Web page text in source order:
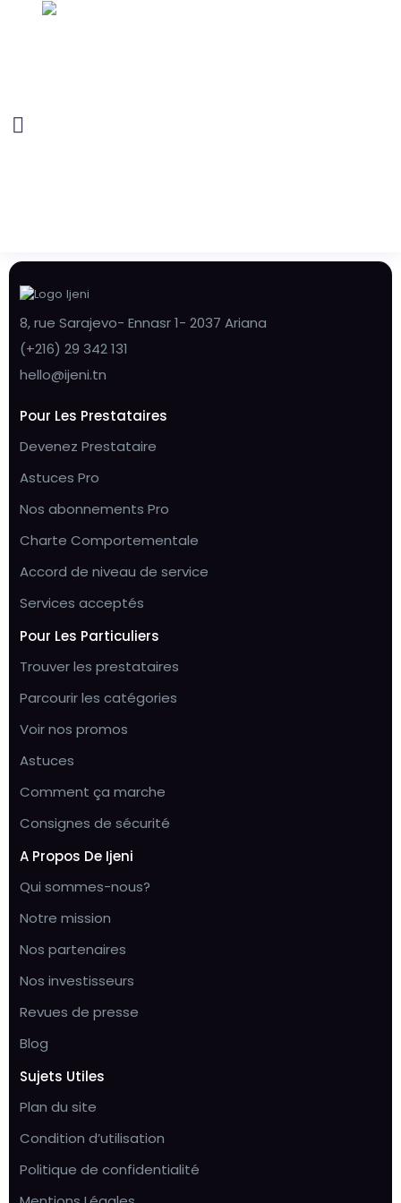
8, rue Sarajevo- Ennasr 1- 2037 Ariana
(+216) 29 342 131
hello@ijeni.tn
Pour Les Prestataires
Devenez Prestataire
Astuces Pro
Nos abonnements Pro
Charte Comportementale
Accord de niveau de service
Services acceptés
Pour Les Particuliers
Trouver les prestataires
Parcourir les catégories
Voir nos promos
Astuces
Comment ça marche
Consignes de sécurité
A Propos De Ijeni
Qui sommes-nous?
Notre mission
Nos partenaires
Nos investisseurs
Revues de presse
Blog
Sujets Utiles
Plan du site
Condition d’utilisation
Politique de confidentialité